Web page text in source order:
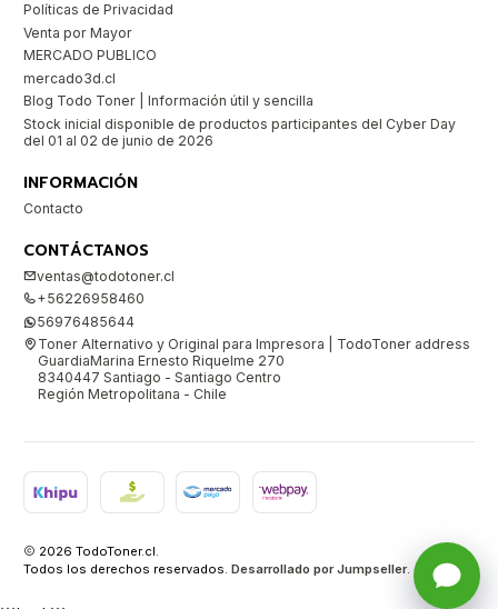
Políticas de Privacidad
Venta por Mayor
MERCADO PUBLICO
mercado3d.cl
Blog Todo Toner | Información útil y sencilla
Stock inicial disponible de productos participantes del Cyber Day
del 01 al 02 de junio de 2026
INFORMACIÓN
Contacto
CONTÁCTANOS
ventas@todotoner.cl
+56226958460
56976485644
Toner Alternativo y Original para Impresora | TodoToner address
GuardiaMarina Ernesto Riquelme 270
8340447 Santiago - Santiago Centro
Región Metropolitana - Chile
2026 TodoToner.cl.
Todos los derechos reservados. Desarrollado por Jumpseller.